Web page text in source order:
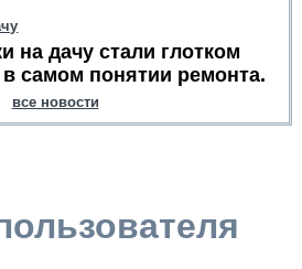
на дачу стали глотком
в самом понятии ремонта.
все новости